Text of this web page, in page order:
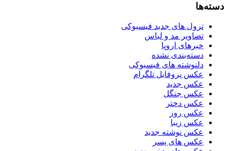
دسته‌ها
ترول های جدید فیسبوکی
تصاویر مد و لباس
خبرهای اروپا
دسته‌بندی نشده
دلنوشته های فیسبوکی
عکس پروفایل تلگرام
عکس جدید
عکس جنگل
عکس دختر
عکس روز
عکس زیبا
عکس نوشته جدید
عکس های پسر